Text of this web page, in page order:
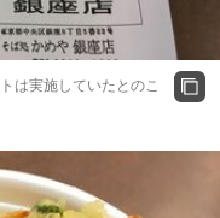
は実施していたとのこ